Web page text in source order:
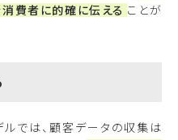
消費者に的確に伝える ことが
では、顧客データの収集は